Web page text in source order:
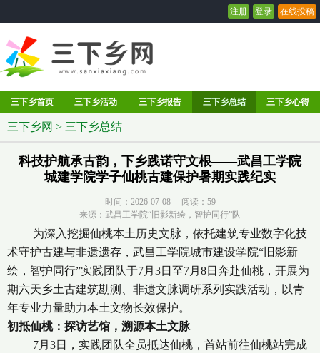
注册 登录 在线投稿
三下乡首页 三下乡活动 三下乡报告 三下乡总结 三下乡心得
三下乡网 > 三下乡总结
科技护航承古韵，下乡践诺守文根——武昌工学院
城建学院学子仙桃古建保护暑期实践纪实
时间：2026-07-08 阅读： 59
来源：武昌工学院“旧影新绘，智护同行”队
为深入挖掘仙桃本土历史文脉，依托建筑专业数字化技
术守护古建与非遗遗存，武昌工学院城市建设学院“旧影新
绘，智护同行”实践团队于7月3日至7月8日奔赴仙桃，开展为
期六天乡土古建筑勘测、非遗文脉调研系列实践活动，以青
年专业力量助力本土文物长效保护。
初抵仙桃：探访艺馆，溯源本土文脉
7月3日，实践团队全员抵达仙桃，首站前往仙桃站完成